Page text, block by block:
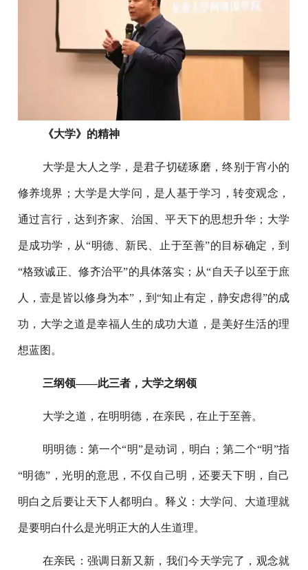
《大学》的精神
大学是大人之学，是君子切磋琢磨，终别于宵小的
修养境界；大学是大学问，是人基于学习，转变观念，
通过言行，达到齐家、治国、平天下的思想升华；大学
是成功学，从“明德、新民、止于至善”的目标确定，到
“格致诚正、修齐治平”的具体落实；从“自天子以至于庶
人，壹是皆以修身为本”，到“知止有定，静安虑得”的成
功，大学之道是幸福人生的成功大道，是美好生活的理
想蓝图。
三纲领——此三者，大学之纲领
大学之道，在明明德，在亲民，在止于至善。
明明德：第一个“明”是动词，明白；第二个“明”指
“明德”，光明的意思，不仅自己明，还要天下明，自己
明白之后要让天下人都明白。释义：大学问、大道理就
是要明白什么是光明正大的人生道理。
在亲民：强调日新又新，我们今天学完了，观念就